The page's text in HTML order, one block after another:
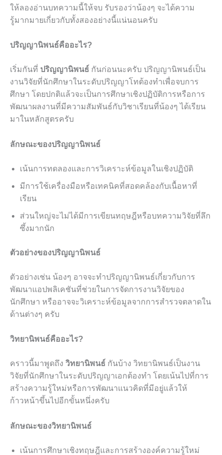
ให้ลองอ่านบทความนี้ให้จบ รับรองว่าน้องๆ จะได้ความ
รู้มากมายเกี่ยวกับทั้งสองอย่างนี้แน่นอนครับ
ปริญญานิพนธ์คืออะไร?
เริ่มกันที่ ปริญญานิพนธ์ กันก่อนนะครับ ปริญญานิพนธ์เป็น
งานวิจัยที่นักศึกษาในระดับปริญญาโทต้องทำเพื่อจบการ
ศึกษา โดยปกติแล้วจะเป็นการศึกษาเชิงปฏิบัติการหรือการ
พัฒนาผลงานที่มีความสัมพันธ์กับวิชาเรียนที่น้องๆ ได้เรียน
มาในหลักสูตรครับ
ลักษณะของปริญญานิพนธ์
เน้นการทดลองและการวิเคราะห์ข้อมูลในเชิงปฏิบัติ
มีการใช้เครื่องมือหรือเทคนิคที่สอดคล้องกับเนื้อหาที่
เรียน
ส่วนใหญ่จะไม่ได้มีการเขียนทฤษฎีหรือบทความวิจัยที่ลึก
ซึ้งมากนัก
ตัวอย่างของปริญญานิพนธ์
ตัวอย่างเช่น น้องๆ อาจจะทำปริญญานิพนธ์เกี่ยวกับการ
พัฒนาแอปพลิเคชันที่ช่วยในการจัดการงานวิจัยของ
นักศึกษา หรืออาจจะวิเคราะห์ข้อมูลจากการสำรวจตลาดใน
ด้านต่างๆ ครับ
วิทยานิพนธ์คืออะไร?
คราวนี้มาพูดถึง วิทยานิพนธ์ กันบ้าง วิทยานิพนธ์เป็นงาน
วิจัยที่นักศึกษาในระดับปริญญาเอกต้องทำ โดยเน้นไปที่การ
สร้างความรู้ใหม่หรือการพัฒนาแนวคิดที่มีอยู่แล้วให้
ก้าวหน้าขึ้นไปอีกขั้นหนึ่งครับ
ลักษณะของวิทยานิพนธ์
เน้นการศึกษาเชิงทฤษฎีและการสร้างองค์ความรู้ใหม่